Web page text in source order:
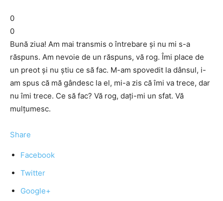
0
0
Bună ziua! Am mai transmis o întrebare și nu mi s-a
răspuns. Am nevoie de un răspuns, vă rog. Îmi place de
un preot și nu știu ce să fac. M-am spovedit la dânsul, i-
am spus că mă gândesc la el, mi-a zis că îmi va trece, dar
nu îmi trece. Ce să fac? Vă rog, dați-mi un sfat. Vă
mulțumesc.
Share
Facebook
Twitter
Google+